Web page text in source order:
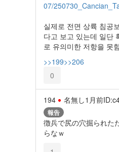
07/
실제로 전면 상륙 침공
다고 보고 있는데 일단
로 유의미한 저항을 못
>>199>>206
0
194 名無し1月前
報告
徴兵で尻の穴掘られた
らなｗ